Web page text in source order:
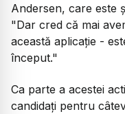
Andersen, care este
"Dar cred că mai
această aplicație -
început."
Ca parte a acestei
candidați pentru